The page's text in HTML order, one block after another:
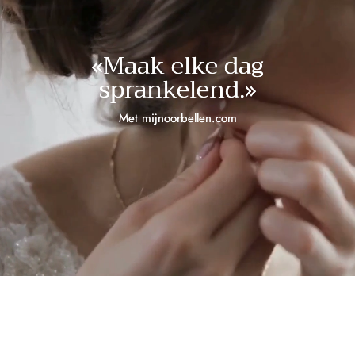
«Maak elke dag
sprankelend.»
Met mijnoorbellen.com